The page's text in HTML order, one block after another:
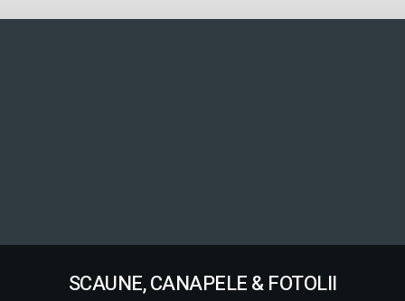
SCAUNE, CANAPELE & FOTOLII